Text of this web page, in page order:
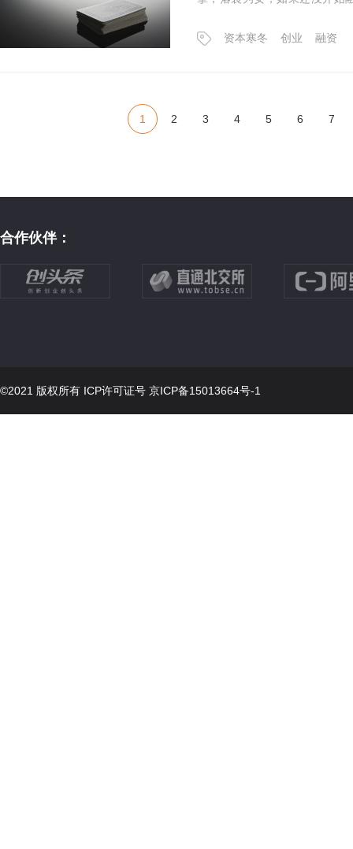
资本寒冬
创业 融资
1 2 3 4 5 6 7
合作伙伴：
©2021 版权所有 ICP许可证号 京ICP备15013664号-1